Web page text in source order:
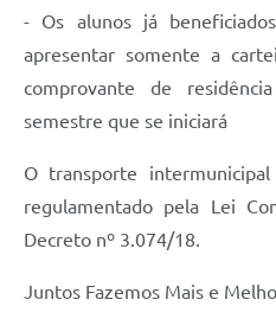
- Os alunos já
apresentar somente a
comprovante de
semestre que se iniciará
O transporte
regulamentado pela Lei
Decreto nº 3.074/18.
Juntos Fazemos Mais e